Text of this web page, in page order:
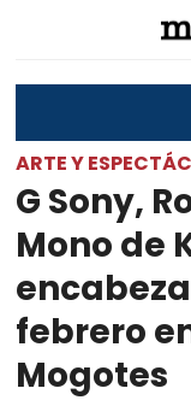
ARTE Y
G Sony,
Mono de
febrero
Mogotes